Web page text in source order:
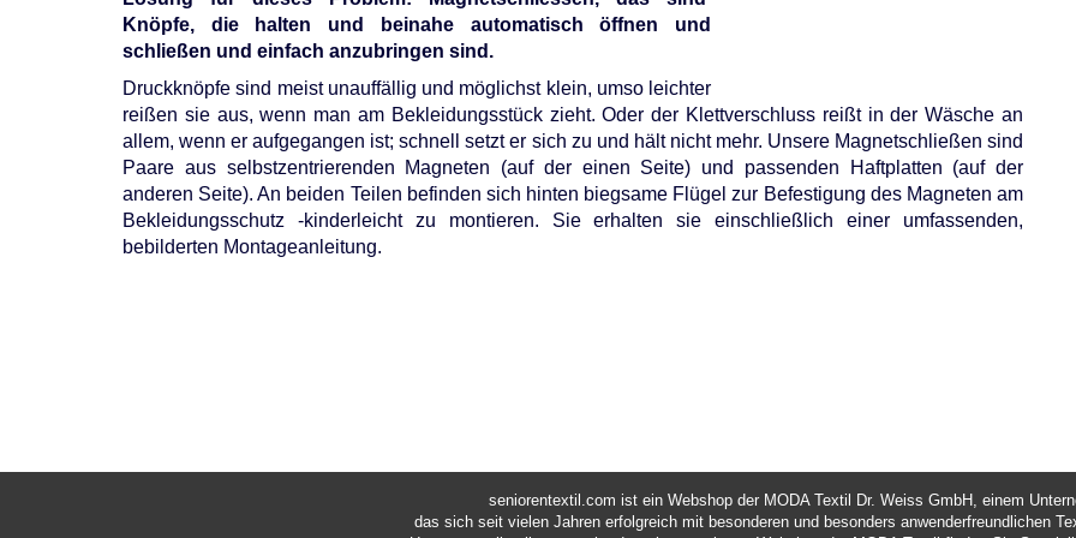
Knöpfe, die halten und beinahe automatisch öffnen und
schließen und einfach anzubringen sind.
Druckknöpfe sind meist unauffällig und möglichst klein, umso leichter
reißen sie aus, wenn man am Bekleidungsstück zieht. Oder der Klettverschluss reißt in der Wäsche an
allem, wenn er aufgegangen ist; schnell setzt er sich zu und hält nicht mehr. Unsere Magnetschließen sind
Paare aus selbstzentrierenden Magneten (auf der einen Seite) und passenden Haftplatten (auf der
anderen Seite). An beiden Teilen befinden sich hinten biegsame Flügel zur Befestigung des Magneten am
Bekleidungsschutz -kinderleicht zu montieren. Sie erhalten sie einschließlich einer umfassenden,
bebilderten Montageanleitung.
seniorentextil.com ist ein Webshop der MODA Textil Dr. Weiss GmbH, einem
das sich seit vielen Jahren erfolgreich mit besonderen und besonders anwenderfreundlichen